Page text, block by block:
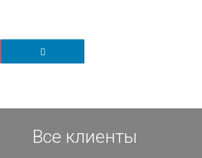
Все клиенты